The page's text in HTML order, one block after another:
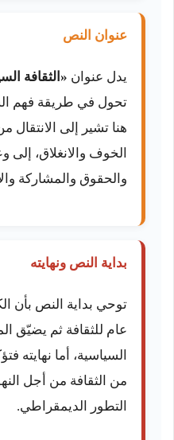
عنوان النص
يدل عنوان «الثقافة
تحول في طريقة فهم
هنا تشير إلى
الخوف والانغلاق،
والحقوق والمشاركة
بداية النص ونهايته
توحي بداية النص بأن
عام للثقافة ثم يضيّق
السياسية، أما نهايته
من الثقافة من أجل
التطور الديمقراطي.